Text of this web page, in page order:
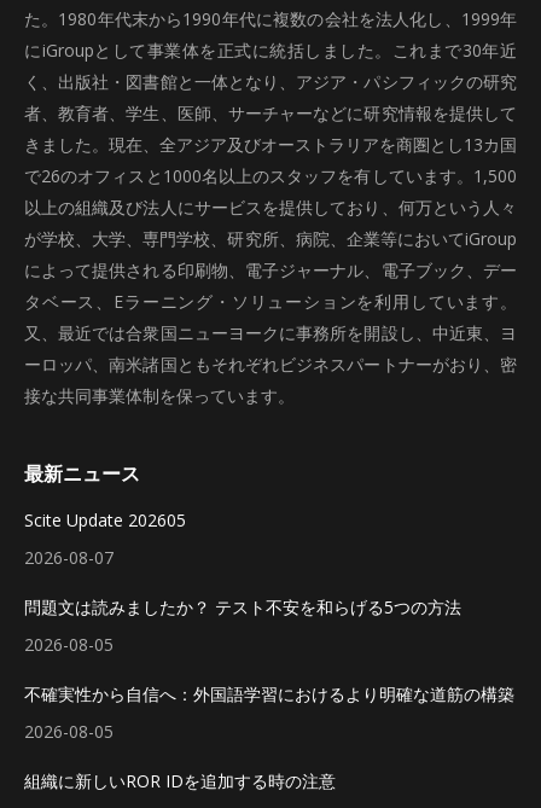
た。1980年代末から1990年代に複数の会社を法人化し、1999年
にiGroupとして事業体を正式に統括しました。これまで30年近
く、出版社・図書館と一体となり、アジア・パシフィックの研究
者、教育者、学生、医師、サーチャーなどに研究情報を提供して
きました。現在、全アジア及びオーストラリアを商圏とし13カ国
で26のオフィスと1000名以上のスタッフを有しています。1,500
以上の組織及び法人にサービスを提供しており、何万という人々
が学校、大学、専門学校、研究所、病院、企業等においてiGroup
によって提供される印刷物、電子ジャーナル、電子ブック、デー
タベース、Eラーニング・ソリューションを利用しています。
又、最近では合衆国ニューヨークに事務所を開設し、中近東、ヨ
ーロッパ、南米諸国ともそれぞれビジネスパートナーがおり、密
接な共同事業体制を保っています。
最新ニュース
Scite Update 202605
2026-08-07
問題文は読みましたか？ テスト不安を和らげる5つの方法
2026-08-05
不確実性から自信へ：外国語学習におけるより明確な道筋の構築
2026-08-05
組織に新しいROR IDを追加する時の注意